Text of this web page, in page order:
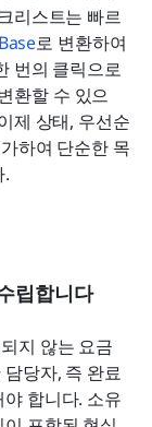
리스트는 빠르
로 변환하여
번의 클릭으로
환할 수 있으
제 상태, 우선순
하여 단순한 목
.
립합니다
지 않는 요금
당자, 즉 완료
합니다. 소유